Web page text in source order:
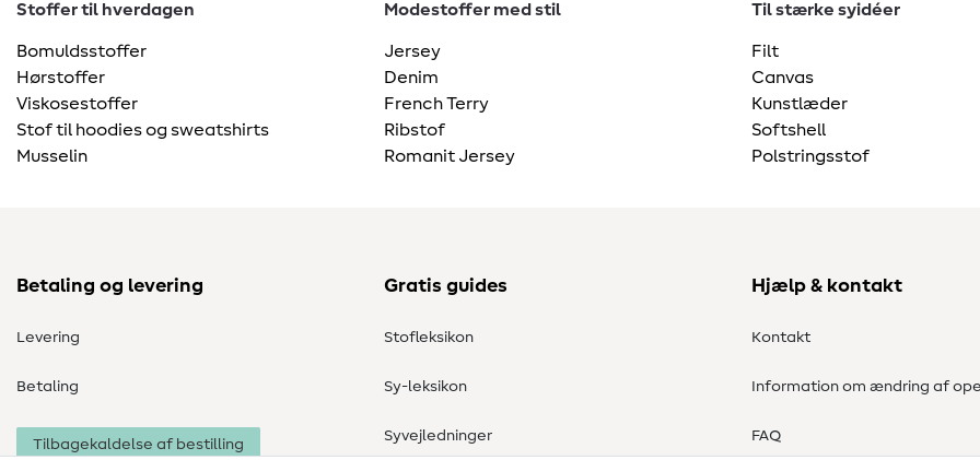
Stoffer til hverdagen
Bomuldsstoffer
Hørstoffer
Viskosestoffer
Stof til hoodies og sweatshirts
Musselin
Modestoffer med stil
Jersey
Denim
French Terry
Ribstof
Romanit Jersey
Til stærke syidéer
Filt
Canvas
Kunstlæder
Softshell
Polstringsstof
Betaling og levering
Levering
Betaling
Tilbagekaldelse af bestilling
Gratis guides
Stofleksikon
Sy-leksikon
Syvejledninger
Hjælp & kontakt
Kontakt
Information om ændring af
FAQ